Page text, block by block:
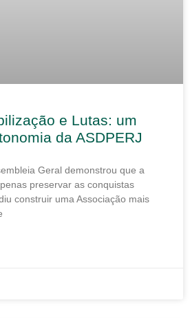
e Lutas: um
da ASDPERJ
Geral demonstrou que a
preservar as conquistas
construir uma Associação mais